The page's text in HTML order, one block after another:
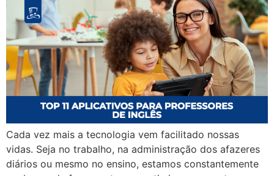
Cada vez mais a tecnologia vem facilitado nossas
vidas. Seja no trabalho, na administração dos afazeres
diários ou mesmo no ensino, estamos constantemente